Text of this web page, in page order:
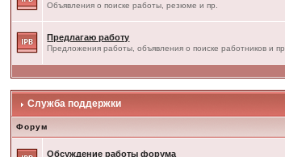
Объявления о поиске работы, резюме и пр.
Предлагаю работу
Предложения работы, объявления о поиске работников и пр.
Служба поддержки
Форум
Обсуждение работы форума